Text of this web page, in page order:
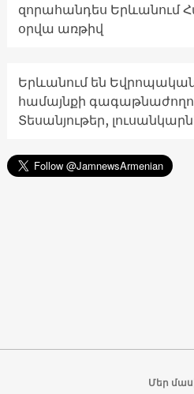
զորահանդես Երևանում
օրվա առթիվ
Երևանում են
համայնքի
Տեսանյութեր,
Մեր